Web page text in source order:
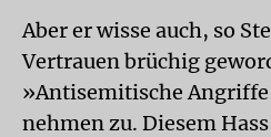
Aber er wisse auch, so
Vertrauen brüchig
»Antisemitische
nehmen zu. Diesem